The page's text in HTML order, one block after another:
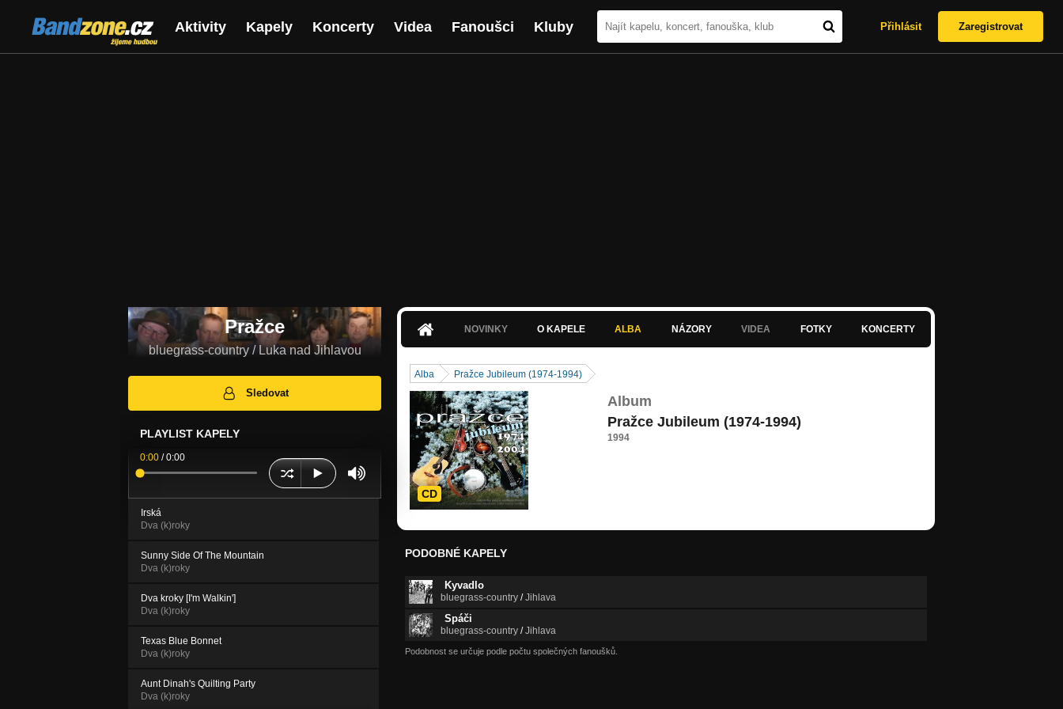
Bandzone.cz
žijeme hudbou
Aktivity Kapely Koncerty Videa Fanoušci Kluby Přihlásit Zaregistrovat
Pražce
bluegrass-country / Luka nad Jihlavou
Sledovat
PLAYLIST KAPELY
0:00 /0:00
Irská
Dva (k)roky
Sunny Side Of The Mountain
Dva (k)roky
Dva kroky [I'm Walkin']
Dva (k)roky
Texas Blue Bonnet
Dva (k)roky
Aunt Dinah's Quilting Party
Dva (k)roky
NOVINKY O KAPELE ALBA NÁZORY VIDEA FOTKY KONCERTY
Alba Pražce Jubileum (1974-1994)
CD
Album
Pražce Jubileum (1974-1994)
1994
PODOBNÉ KAPELY
Kyvadlo
bluegrass-country /Jihlava
Spáči
bluegrass-country /Jihlava
Podobnost se určuje podle počtu společných fanoušků.